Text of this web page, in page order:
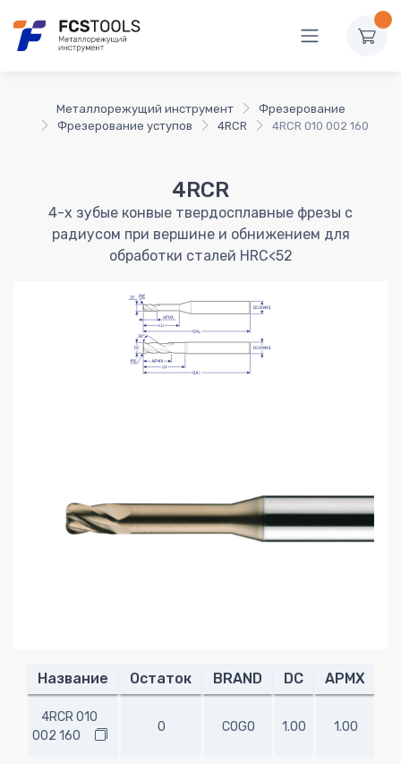
Металлорежущий инструмент
Фрезерование
Фрезерование уступов
4RCR 4RCR 010 002 160
4RCR
4-х зубые конвые твердосплавные фрезы с
радиусом при вершине и обнижением для
обработки сталей HRC<52
Название Остаток BRAND DC APMX
4RCR 010
002 160
0 COGO 1.00 1.00